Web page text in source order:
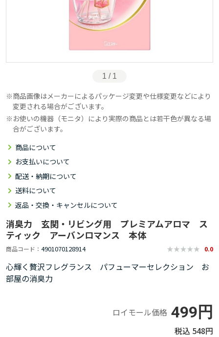
1 / 1
商品画像はメーカーによるパッケージ変更や仕様変更などにより
変更される場合がございます。
お使いの機器（モニタ）により実際の商品とは若干色が異なる場
合がございます。
商品について
お支払いについて
配送・納期について
送料について
返品・交換・キャンセルについて
消臭力 玄関・リビング用 プレミアムアロマ ス
ティック アーバンロマンス 本体
商品コード 4901070128914 0.0
心輝く贅沢フレグランス パフューマーセレクション お
部屋の消臭力
ロイモール価格 499円
548円